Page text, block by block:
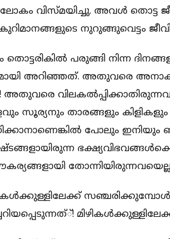
വിസ്മയിച്ചു. അവള്‍ തൊട്ട
നുറുങ്ങുവെട്ടം
തൊട്ടരികില്‍ പരുങ്ങി നിന്ന
അറിഞ്ഞത്. അതുവരെ
അതുവരെ
സൂര്യനും താരങ്ങളും
പോലും ഇനിയും
സഞ്ചരിക്കുമ്പോള്‍